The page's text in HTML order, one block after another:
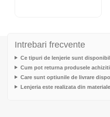
Intrebari frecvente
Ce tipuri de lenjerie sunt
Cum pot returna produsele
Care sunt optiunile de livrare
Lenjeria este realizata din